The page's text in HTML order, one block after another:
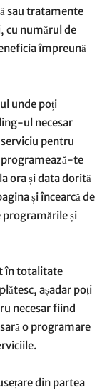
sau tratamente
cu numărul de
împreună
unde poți
ul necesar
serviciu pentru
te
ora și data dorită
și încearcă de
programările și
în totalitate
așadar poți
necesar fiind
o programare
din partea